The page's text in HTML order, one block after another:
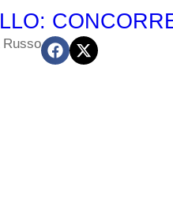
Russo